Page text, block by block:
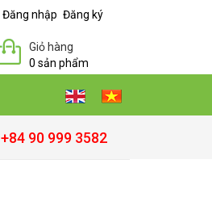
Đăng nhập Đăng ký
Giỏ hàng
0 sản phẩm
+84 90 999 3582